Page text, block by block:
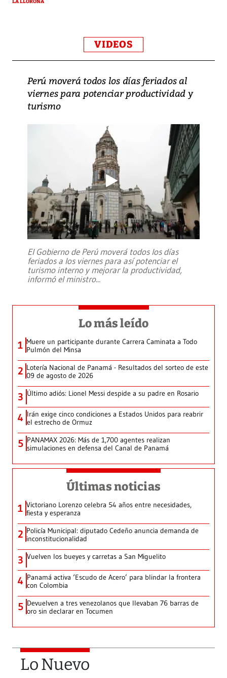
LA LLORONA
VIDEOS
Perú moverá todos los días feriados al
viernes para potenciar productividad y
turismo
El Gobierno de Perú moverá todos los días
feriados a los viernes para así potenciar el
turismo interno y mejorar la productividad,
informó el ministro...
Lo más leído
1 Muere un participante durante Carrera Caminata a Todo
Pulmón del Minsa
2 Lotería Nacional de Panamá - Resultados del sorteo de este
09 de agosto de 2026
3 Último adiós: Lionel Messi despide a su padre en Rosario
4 Irán exige cinco condiciones a Estados Unidos para reabrir
el estrecho de Ormuz
5 PANAMAX 2026: Más de 1,700 agentes realizan
simulaciones en defensa del Canal de Panamá
Últimas noticias
1 Victoriano Lorenzo celebra 54 años entre necesidades,
fiesta y esperanza
2 Policía Municipal: diputado Cedeño anuncia demanda de
inconstitucionalidad
3 Vuelven los bueyes y carretas a San Miguelito
4 Panamá activa ‘Escudo de Acero’ para blindar la frontera
con Colombia
5 Devuelven a tres venezolanos que llevaban 76 barras de
oro sin declarar en Tocumen
Lo Nuevo